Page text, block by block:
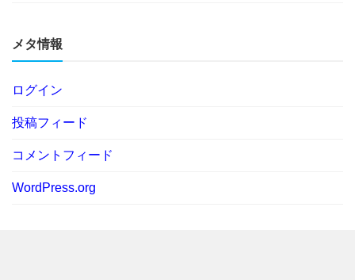
メタ情報
ログイン
投稿フィード
コメントフィード
WordPress.org